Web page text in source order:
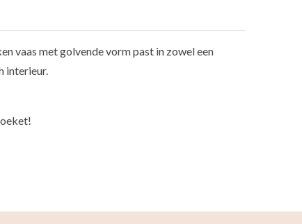
vaas met golvende vorm past in zowel een
interieur.